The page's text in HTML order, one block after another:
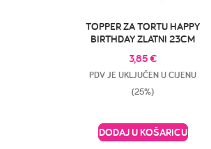
TOPPER ZA TORTU HAPPY
BIRTHDAY ZLATNI 23CM
3,85 €
PDV JE UKLJUČEN U CIJENU
(25%)
DODAJ U KOŠARICU